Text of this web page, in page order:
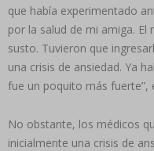
que había experimentado
por la salud de mi amiga.
susto. Tuvieron que
una crisis de ansiedad. Ya
fue un poquito más fuerte”,
No obstante, los médicos
inicialmente una crisis de